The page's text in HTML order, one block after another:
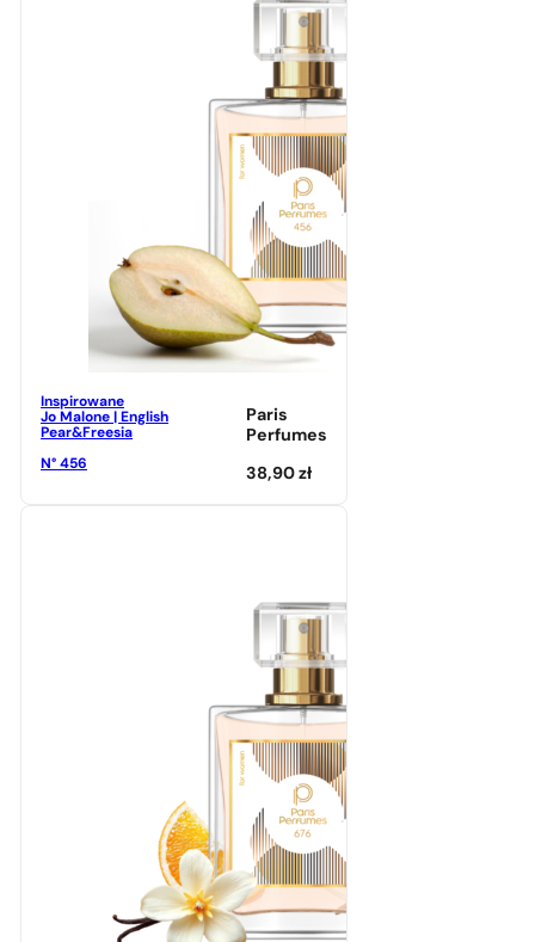
Inspirowane
Jo Malone | English
Pear&Freesia
N° 456
Paris
Perfumes
38,90zł